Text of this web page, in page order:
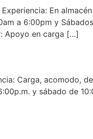
En
a 6:00pm y
Apoyo en carga […]
Carga, acomodo,
y sábado de